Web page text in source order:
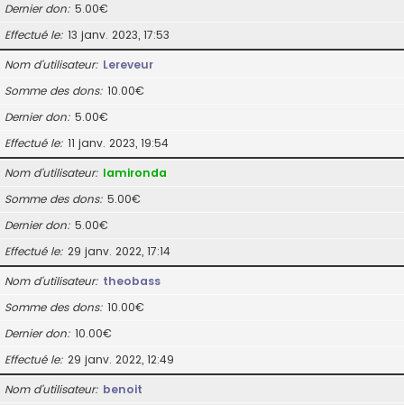
Dernier don 5.00€
Effectué le 13 janv. 2023, 17:53
Nom d’utilisateur Lereveur
Somme des dons 10.00€
Dernier don 5.00€
Effectué le 11 janv. 2023, 19:54
Nom d’utilisateur lamironda
Somme des dons 5.00€
Dernier don 5.00€
Effectué le 29 janv. 2022, 17:14
Nom d’utilisateur theobass
Somme des dons 10.00€
Dernier don 10.00€
Effectué le 29 janv. 2022, 12:49
Nom d’utilisateur benoit